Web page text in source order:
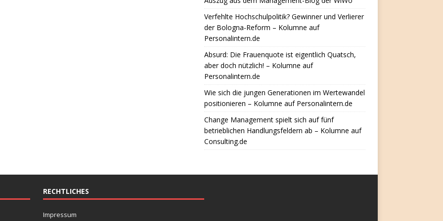
Verfehlte Hochschulpolitik? Gewinner und Verlierer
der Bologna-Reform – Kolumne auf
Personalintern.de
Absurd: Die Frauenquote ist eigentlich Quatsch,
aber doch nützlich! – Kolumne auf
Personalintern.de
Wie sich die jungen Generationen im Wertewandel
positionieren – Kolumne auf Personalintern.de
Change Management spielt sich auf fünf
betrieblichen Handlungsfeldern ab – Kolumne auf
Consulting.de
RECHTLICHES
Impressum